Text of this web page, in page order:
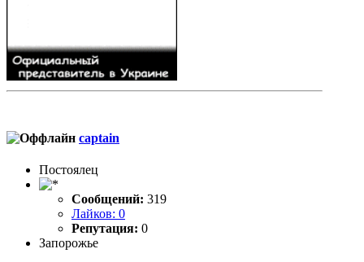
captain
Постоялец
Сообщений: 319
Лайков: 0
Репутация: 0
Запорожье